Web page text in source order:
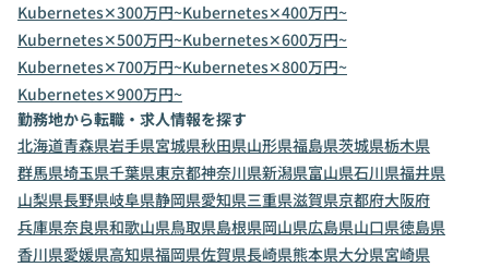
Kubernetes✕300万円~Kubernetes✕400万円~
Kubernetes✕500万円~Kubernetes✕600万円~
Kubernetes✕700万円~Kubernetes✕800万円~
Kubernetes✕900万円~
勤務地から転職・求人情報を探す
北海道青森県岩手県宮城県秋田県山形県福島県茨城県栃木県
群馬県埼玉県千葉県東京都神奈川県新潟県富山県石川県福井県
山梨県長野県岐阜県静岡県愛知県三重県滋賀県京都府大阪府
兵庫県奈良県和歌山県鳥取県島根県岡山県広島県山口県徳島県
香川県愛媛県高知県福岡県佐賀県長崎県熊本県大分県宮崎県